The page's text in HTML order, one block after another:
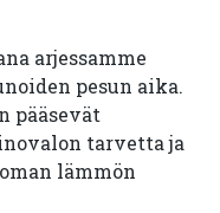
arjessamme
pesun aika.
pääsevät
tarvetta ja
lämmön